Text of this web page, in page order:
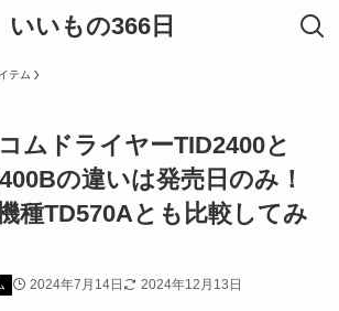
いいもの366日
テム
ムドライヤーTID2400と
の違いは発売日のみ！
種TD570Aとも比較してみ
2024年7月14日 2024年12月13日